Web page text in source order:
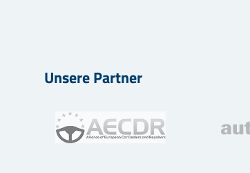
Unsere Partner